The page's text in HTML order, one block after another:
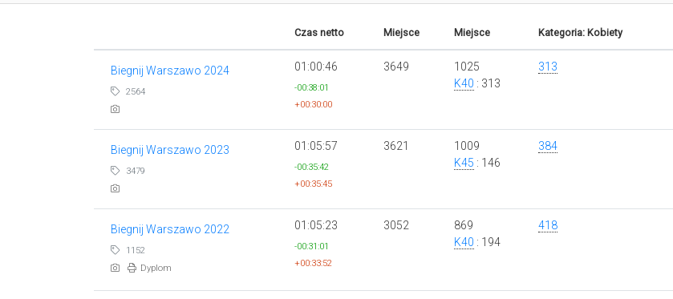
Czas netto Miejsce Miejsce Kategoria: Kobiety
Biegnij Warszawo 2024
2564
01:00:46
-00:38:01
+00:30:00
3649
1025
K40 : 313
313
Biegnij Warszawo 2023
3479
01:05:57
-00:35:42
+00:35:45
3621
1009
K45 : 146
384
Biegnij Warszawo 2022
1152
Dyplom
01:05:23
-00:31:01
+00:33:52
3052
869
K40 : 194
418